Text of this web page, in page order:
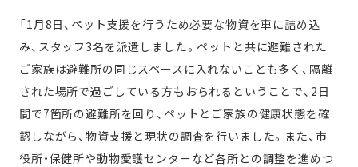
「1月8日、ペット支援を行うため必要な物資を車に詰め込
み、スタッフ3名を派遣しました。ペットと共に避難された
ご家族は避難所の同じスペースに入れないことも多く、隔離
された場所で過ごしている方もおられるということで、2日
間で7箇所の避難所を回り、ペットとご家族の健康状態を確
認しながら、物資支援と現状の調査を行いました。また、市
役所・保健所や動物愛護センターなど各所との調整を進めつ